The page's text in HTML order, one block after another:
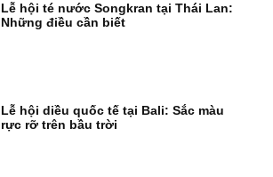
Lễ hội té nước Songkran tại Thái Lan:
Những điều cần biết
Lễ hội diều quốc tế tại Bali: Sắc màu
rực rỡ trên bầu trời